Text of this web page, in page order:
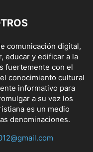
comunicación digital,
educar y edificar a la
fuertemente con el
conocimiento cultural
informativo para
a su vez los
es un medio
denominaciones.